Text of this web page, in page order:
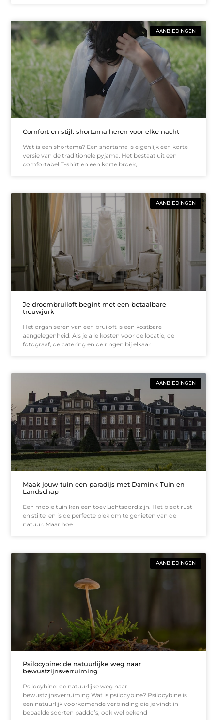
AANBIEDINGEN
Comfort en stijl: shortama heren voor elke nacht
Wat is een shortama? Een shortama is eigenlijk een korte
versie van de traditionele pyjama. Het bestaat uit een
comfortabel T-shirt en een korte broek,
AANBIEDINGEN
Je droombruiloft begint met een betaalbare
trouwjurk
Het organiseren van een bruiloft is een kostbare
aangelegenheid. Als je alle kosten voor de locatie, de
fotograaf, de catering en de ringen bij elkaar
AANBIEDINGEN
Maak jouw tuin een paradijs met Damink Tuin en
Landschap
Een mooie tuin kan een toevluchtsoord zijn. Het biedt rust
en stilte, en is de perfecte plek om te genieten van de
natuur. Maar hoe
AANBIEDINGEN
Psilocybine: de natuurlijke weg naar
bewustzijnsverruiming
Psilocybine: de natuurlijke weg naar
bewustzijnsverruiming Wat is psilocybine? Psilocybine is
een natuurlijk voorkomende verbinding die je vindt in
bepaalde soorten paddo’s, ook wel bekend